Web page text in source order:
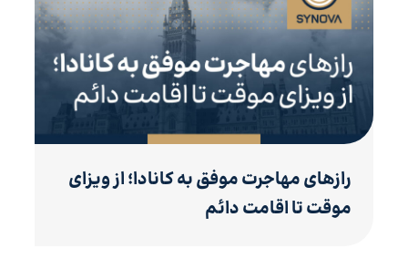
رازهای مهاجرت موفق به کانادا؛ از ویزای
موقت تا اقامت دائم